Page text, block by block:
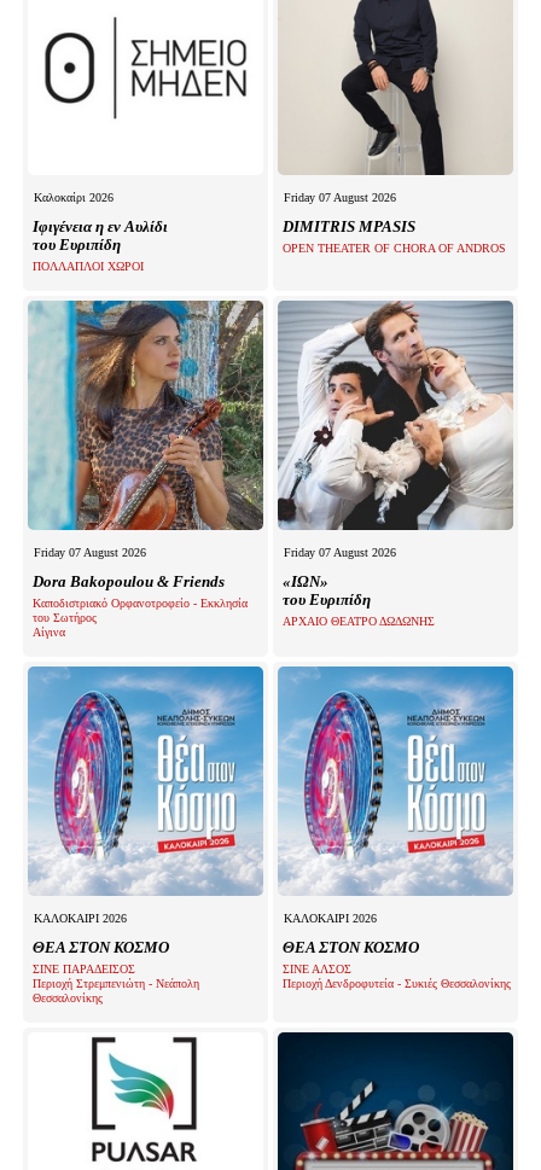
Καλοκαίρι 2026
Ιφιγένεια η εν Αυλίδι
του Ευριπίδη
ΠΟΛΛΑΠΛΟΙ ΧΩΡΟΙ
Friday 07 August 2026
DIMITRIS MPASIS
OPEN THEATER OF CHORA OF ANDROS
Friday 07 August 2026
Dora Bakopoulou & Friends
Καποδιστριακό Ορφανοτροφείο - Εκκλησία
του Σωτήρος
Αίγινα
Friday 07 August 2026
«ΙΩΝ»
του Ευριπίδη
ΑΡΧΑΙΟ ΘΕΑΤΡΟ ΔΩΔΩΝΗΣ
ΚΑΛΟΚΑΙΡΙ 2026
ΘΕΑ ΣΤΟΝ ΚΟΣΜΟ
ΣΙΝΕ ΠΑΡΑΔΕΙΣΟΣ
Περιοχή Στρεμπενιώτη - Νεάπολη
Θεσσαλονίκης
ΚΑΛΟΚΑΙΡΙ 2026
ΘΕΑ ΣΤΟΝ ΚΟΣΜΟ
ΣΙΝΕ ΑΛΣΟΣ
Περιοχή Δενδροφυτεία - Συκιές Θεσσαλονίκης